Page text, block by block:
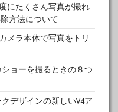
にたくさん写真が撮れ
方法について
メラ本体で写真をトリ
ョーを撮るときの８つ
デザインの新しいV4ア